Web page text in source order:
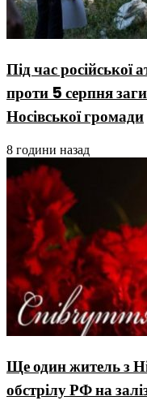
Під час російської
проти 5 серпня
Носівської громади
8 години назад
Ще один житель з
обстрілу РФ на